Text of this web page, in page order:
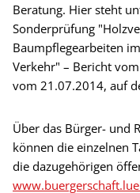
Beratung. Hier steht
Sonderprüfung
Baumpflegearbeiten
Verkehr" – Bericht
vom 21.07.2014, auf
Über das Bürger- und
können die einzelnen
die dazugehörigen